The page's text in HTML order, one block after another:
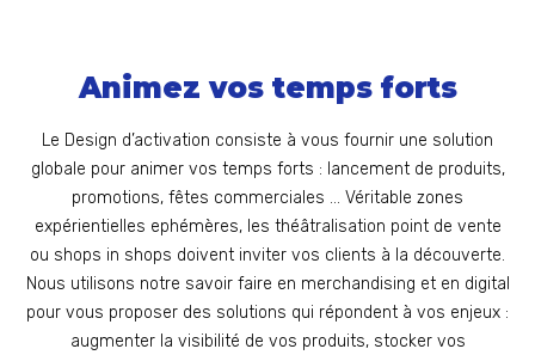
Animez vos temps forts
Le Design d’activation consiste à vous fournir une solution
globale pour animer vos temps forts : lancement de produits,
promotions, fêtes commerciales … Véritable zones
expérientielles ephémères, les théâtralisation point de vente
ou shops in shops doivent inviter vos clients à la découverte.
Nous utilisons notre savoir faire en merchandising et en digital
pour vous proposer des solutions qui répondent à vos enjeux :
augmenter la visibilité de vos produits, stocker vos